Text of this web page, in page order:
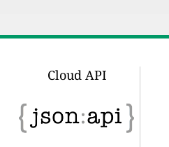
Cloud API